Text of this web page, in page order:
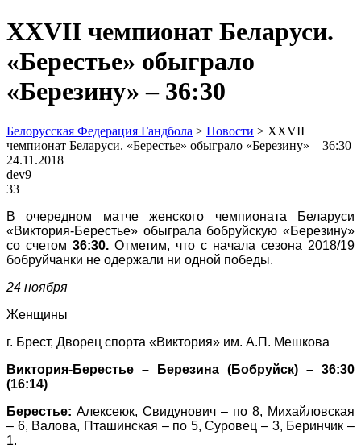
XXVII чемпионат Беларуси.
«Берестье» обыграло
«Березину» – 36:30
Белорусская Федерация Гандбола > Новости > XXVII
чемпионат Беларуси. «Берестье» обыграло «Березину» – 36:30
24.11.2018
dev9
33
В очередном матче женского чемпионата Беларуси
«Виктория-Берестье» обыграла бобруйскую «Березину»
со счетом 36:30. Отметим, что с начала сезона 2018/19
бобруйчанки не одержали ни одной победы.
24 ноября
Женщины
г. Брест, Дворец спорта «Виктория» им. А.П. Мешкова
Виктория-Берестье – Березина (Бобруйск) – 36:30
(16:14)
Берестье: Алексеюк, Свидунович – по 8, Михайловская
– 6, Валова, Пташинская – по 5, Суровец – 3, Беринчик –
1.